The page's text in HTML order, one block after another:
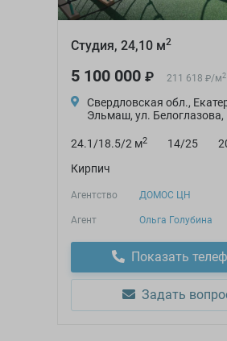
Студия, 24,10 м2
5 100 000 ₽ 211 618 ₽/м2
Свердловская обл.,
Эльмаш, ул. Белоглазова,
24.1/18.5/2 м2 14/25
Кирпич
Агентство ДОМОС ЦН
Агент Ольга Голубина
Показать
Задать